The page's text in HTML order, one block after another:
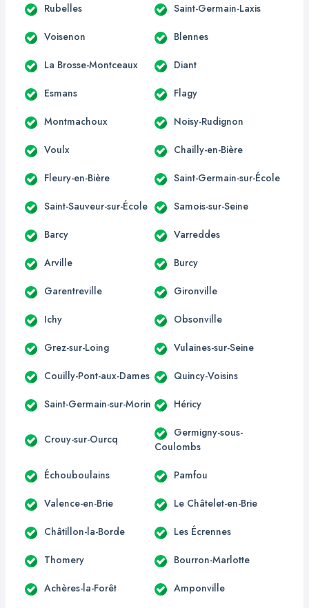
Rubelles Saint-Germain-Laxis
Voisenon Blennes
La Brosse-Montceaux Diant
Esmans Flagy
Montmachoux Noisy-Rudignon
Voulx Chailly-en-Bière
Fleury-en-Bière Saint-Germain-sur-École
Saint-Sauveur-sur-École Samois-sur-Seine
Barcy Varreddes
Arville Burcy
Garentreville Gironville
Ichy Obsonville
Grez-sur-Loing Vulaines-sur-Seine
Couilly-Pont-aux-Dames Quincy-Voisins
Saint-Germain-sur-Morin Héricy
Crouy-sur-Ourcq
Germigny-sous-
Coulombs
Échouboulains Pamfou
Valence-en-Brie Le Châtelet-en-Brie
Châtillon-la-Borde Les Écrennes
Thomery Bourron-Marlotte
Achères-la-Forêt Amponville